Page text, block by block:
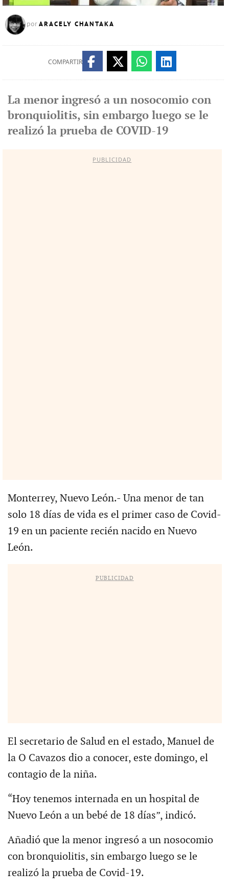
por ARACELY CHANTAKA
COMPARTIR
La menor ingresó a un nosocomio con
bronquiolitis, sin embargo luego se le
realizó la prueba de COVID-19
PUBLICIDAD
Monterrey, Nuevo León.- Una menor de tan
solo 18 días de vida es el primer caso de Covid-
19 en un paciente recién nacido en Nuevo
León.
PUBLICIDAD
El secretario de Salud en el estado, Manuel de
la O Cavazos dio a conocer, este domingo, el
contagio de la niña.
“Hoy tenemos internada en un hospital de
Nuevo León a un bebé de 18 días”, indicó.
Añadió que la menor ingresó a un nosocomio
con bronquiolitis, sin embargo luego se le
realizó la prueba de Covid-19.